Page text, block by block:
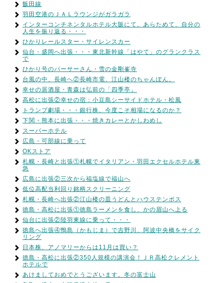
飯田線
羽田空港のＪＡＬラウンジがガラガラ
インターコンチネンタルホテル大阪にて。あらためて、自分の
人生を振り返る・・・
ひかりレールスター・サイレンスカー
仙台・盛岡へ出張・・・東北新幹線「はやて」のグランクラス
で
ひかり号のパーサーさん・雪の金剛峯寺
台風の中、長崎へ②長崎市電、江山楼のちゃんぽん。
幸せの居酒屋・青森は弘前の「四季亭」
高松に出張②幸せの宿：小豆島シーサイドホテル・松風
トランプ劇場・・・銀行株、今度こそ相場になるのか？
下関・熊本に出張・・・焼きカレーとかしわめし
スーパーホテル
広島・可部線に乗って
OKストア
札幌・長崎と出張①札幌でイタリアン・羽田エクセルホテル東
急
広島に出張②三次から福塩線で福山へ
低位高配当利回り銘柄スクリーニング
札幌・長崎へ出張②江山楼の皿うどんとハウステンボス
徳島・高松に出張①徳島ラーメンを食し、かの眉山へ上る
仙台に出張②陸羽東線に乗って・・・
徳島へ出張④鴨島（かもじま）で吉野川、阿波中央橋をサイク
リング
日本株、アノマリーからは11月は買い？
徳島・高松に出張②350人規模の講演会！ＪＲ高松クレメント
ホテルで
あけましておめでとうございます。冬の富士山